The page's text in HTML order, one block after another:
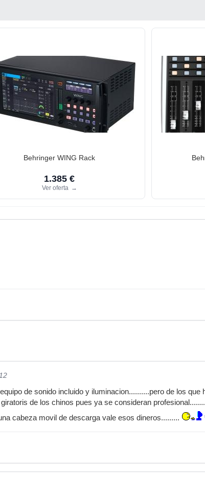
Behringer WING Rack
1.385 €
Ver oferta →
de sonido incluido y iluminacion..........pero de los que
de los chinos pues ya se consideran
cabeza movil de descarga vale esos dineros.........